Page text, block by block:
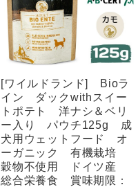
[ワイルドランド] Bioラ
イン ダックwithスイー
トポテト 洋ナシ＆ベリ
ー入り パウチ125g 成
犬用ウェットフード オ
ーガニック 有機栽培
穀物不使用 ドイツ産
総合栄養食 賞味期限：